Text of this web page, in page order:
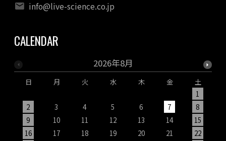
info@live-science.co.jp
CALENDAR
2026年8月
日 月 火 水 木 金
土
1
2
3 4 5 6 7
8
9
10 11 12 13 14
15
16
17 18 19 20 21 22